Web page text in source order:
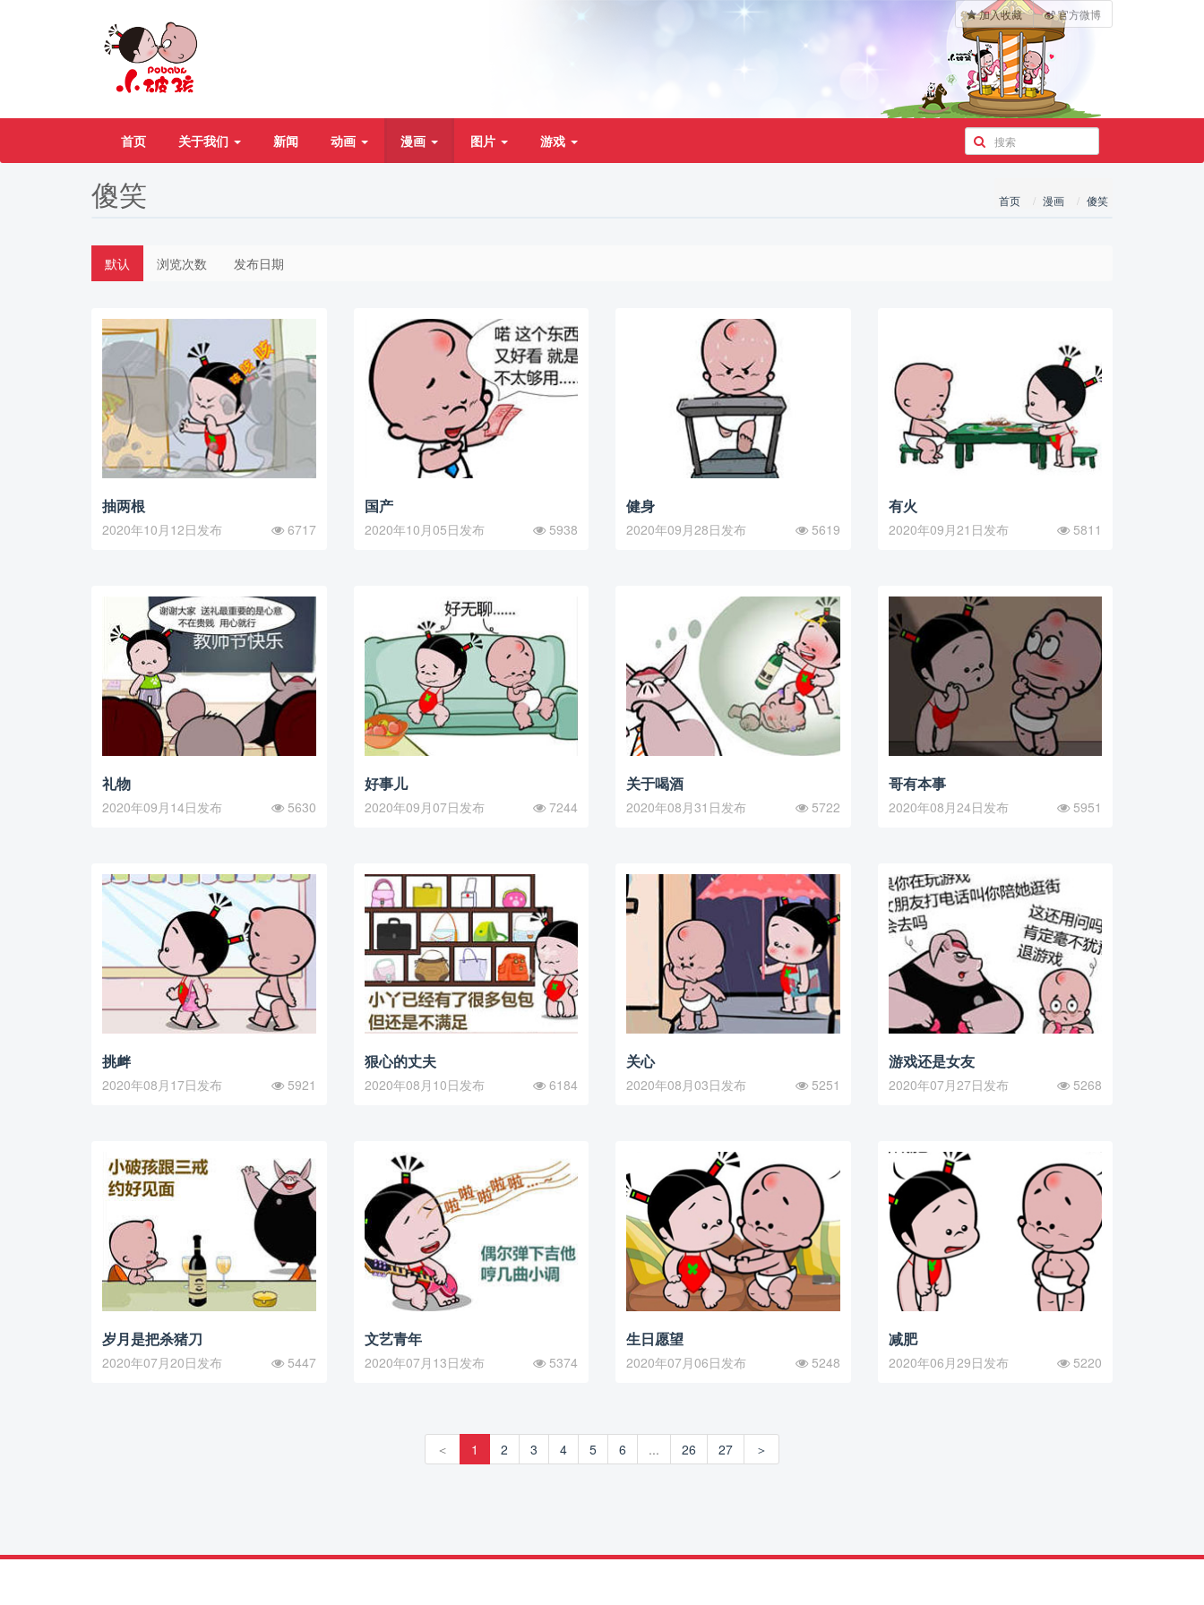
加入收藏 官方微博
首页 关于我们 新闻 动画 漫画 图片 游戏
傻笑 首页 漫画 傻笑
默认 浏览次数 发布日期
抽两根
2020年10月12日发布 6717
国产
2020年10月05日发布 5938
健身
2020年09月28日发布 5619
有火
2020年09月21日发布 5811
礼物
2020年09月14日发布 5630
好事儿
2020年09月07日发布 7244
关于喝酒
2020年08月31日发布 5722
哥有本事
2020年08月24日发布 5951
挑衅
2020年08月17日发布 5921
狠心的丈夫
2020年08月10日发布 6184
关心
2020年08月03日发布 5251
游戏还是女友
2020年07月27日发布 5268
岁月是把杀猪刀
2020年07月20日发布 5447
文艺青年
2020年07月13日发布 5374
生日愿望
2020年07月06日发布 5248
减肥
2020年06月29日发布 5220
＜ 1 2 3 4 5 6 ... 26 27 ＞